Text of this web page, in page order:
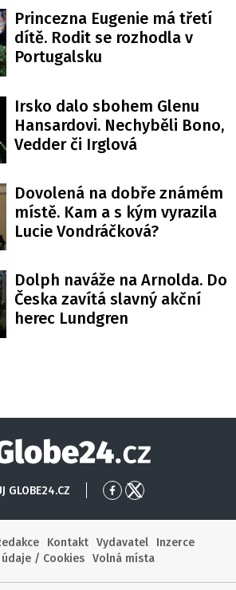
Princezna Eugenie má třetí
dítě. Rodit se rozhodla v
Portugalsku
Irsko dalo sbohem Glenu
Hansardovi. Nechyběli Bono,
Vedder či Irglová
Dovolená na dobře známém
místě. Kam a s kým vyrazila
Lucie Vondráčková?
Dolph naváže na Arnolda. Do
Česka zavítá slavný akční
herec Lundgren
Globe24
GLOBE24.CZ
Přejít
Facebook
Přejít
X
Kontakt Vydavatel
Inzerce
/ Cookies
Volná místa